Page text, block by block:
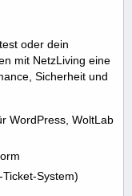
oder dein
mit NetzLiving eine
Sicherheit und
WordPress, WoltLab
System)